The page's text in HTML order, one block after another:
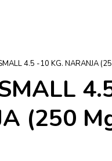
4.5 -10 KG. NARANJA
(250